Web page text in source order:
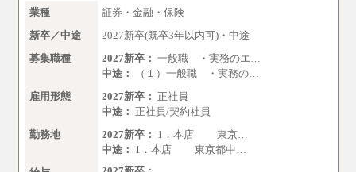
業種
証券・金融・保険
新卒／中途
2027新卒(既卒3年以内可)・中途
募集職種
2027新卒： 一般職 ・実務のエ…
中途：
（１）一般職 ・実務の…
雇用形態
2027新卒： 正社員
中途： 正社員/契約社員
勤務地
2027新卒： 1．本店 東京…
中途： 1．本店 東京都中…